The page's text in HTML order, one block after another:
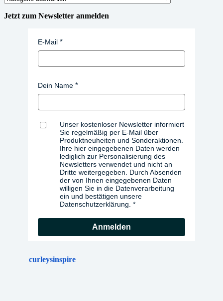
Jetzt zum Newsletter anmelden
E-Mail
Dein Name
Unser kostenloser Newsletter informiert
Sie regelmäßig per E-Mail über
Produktneuheiten und Sonderaktionen.
Ihre hier eingegebenen Daten werden
lediglich zur Personalisierung des
Newsletters verwendet und nicht an
Dritte weitergegeben. Durch Absenden
der von Ihnen eingegebenen Daten
willigen Sie in die Datenverarbeitung
ein und bestätigen unsere
Datenschutzerklärung.
Anmelden
curleysinspire